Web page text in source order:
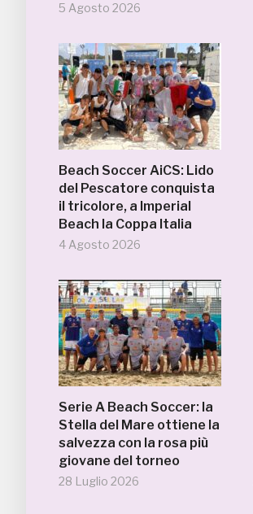
5 Agosto 2026
Beach Soccer AiCS: Lido
del Pescatore conquista
il tricolore, a Imperial
Beach la Coppa Italia
4 Agosto 2026
Serie A Beach Soccer: la
Stella del Mare ottiene la
salvezza con la rosa più
giovane del torneo
28 Luglio 2026